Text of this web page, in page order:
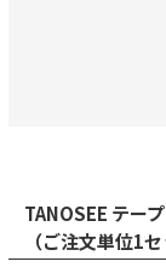
TANOSEE テー
（ご注文単位1